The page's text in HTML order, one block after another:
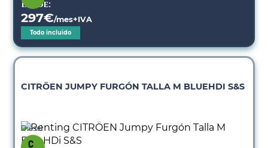
Desde:
297€/mes+IVA
Todo incluido
CITRÖEN JUMPY FURGÓN TALLA M BLUEHDI S&S
Diésel